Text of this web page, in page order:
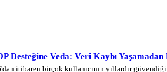
Desteğine Veda: Veri Kaybı
itibaren birçok kullanıcının yıllardır